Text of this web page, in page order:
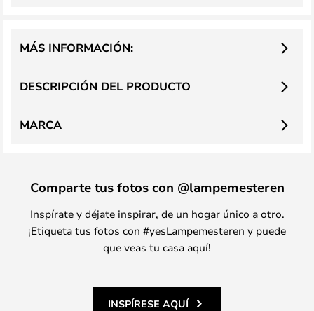
DESCRIPCIÓN DEL PRODUCTO
MÁS INFORMACIÓN:
MARCA
Comparte tus fotos con @lampemesteren
Inspírate y déjate inspirar, de un hogar único a otro.
¡Etiqueta tus fotos con #yesLampemesteren y puede
que veas tu casa aquí!
INSPÍRESE AQUÍ